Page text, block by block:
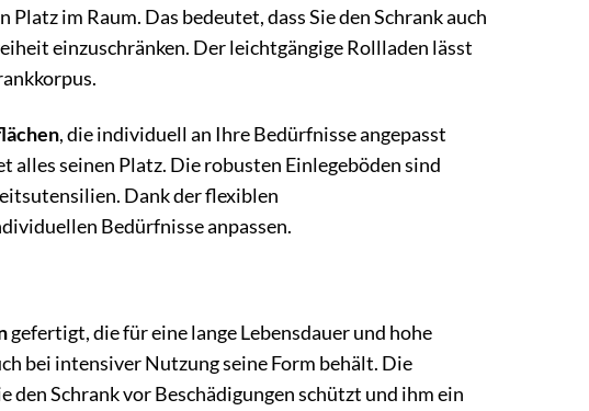
im Raum. Das bedeutet, dass Sie den Schrank auch
einzuschränken. Der leichtgängige Rollladen lässt
, die individuell an Ihre Bedürfnisse angepasst
seinen Platz. Die robusten Einlegeböden sind
Dank der flexiblen
Bedürfnisse anpassen.
gefertigt, die für eine lange Lebensdauer und hohe
bei intensiver Nutzung seine Form behält. Die
Schrank vor Beschädigungen schützt und ihm ein